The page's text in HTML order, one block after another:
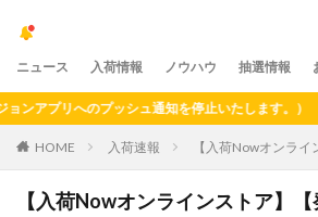
ニュース 入荷情報 ノウハウ 抽選情報
リへのプッシュ通知を停止いたします。）
HOME 入荷速報 【入荷Nowオンラ
【入荷Nowオンラインストア】【